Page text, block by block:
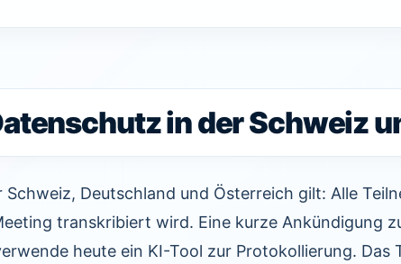
in der Schweiz
Schweiz, Deutschland und Österreich gilt: Alle
transkribiert wird. Eine kurze Ankündigung
heute ein KI-Tool zur Protokollierung.